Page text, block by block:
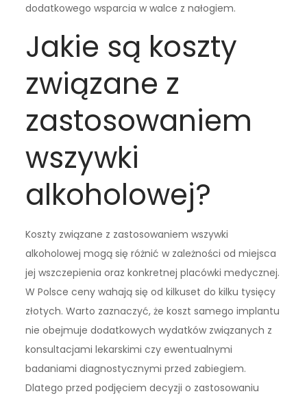
dodatkowego wsparcia w walce z nałogiem.
Jakie są koszty
związane z
zastosowaniem
wszywki
alkoholowej?
Koszty związane z zastosowaniem wszywki
alkoholowej mogą się różnić w zależności od miejsca
jej wszczepienia oraz konkretnej placówki medycznej.
W Polsce ceny wahają się od kilkuset do kilku tysięcy
złotych. Warto zaznaczyć, że koszt samego implantu
nie obejmuje dodatkowych wydatków związanych z
konsultacjami lekarskimi czy ewentualnymi
badaniami diagnostycznymi przed zabiegiem.
Dlatego przed podjęciem decyzji o zastosowaniu